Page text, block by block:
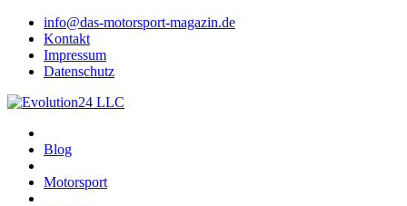
info@das-motorsport-magazin.de
Kontakt
Impressum
Datenschutz
Blog
Motorsport